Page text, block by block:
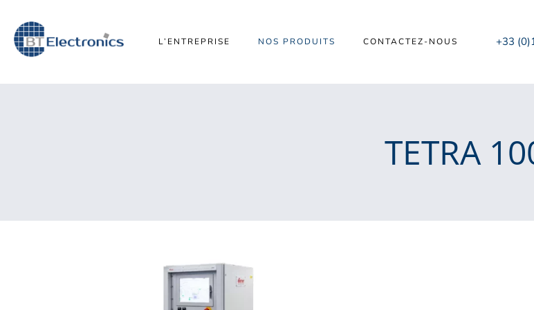
L’ENTREPRISE NOS PRODUITS CONTACTEZ-NOUS +33
TETRA